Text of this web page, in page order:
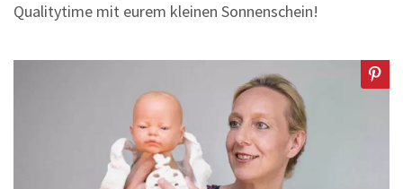
Qualitytime mit eurem kleinen Sonnenschein!